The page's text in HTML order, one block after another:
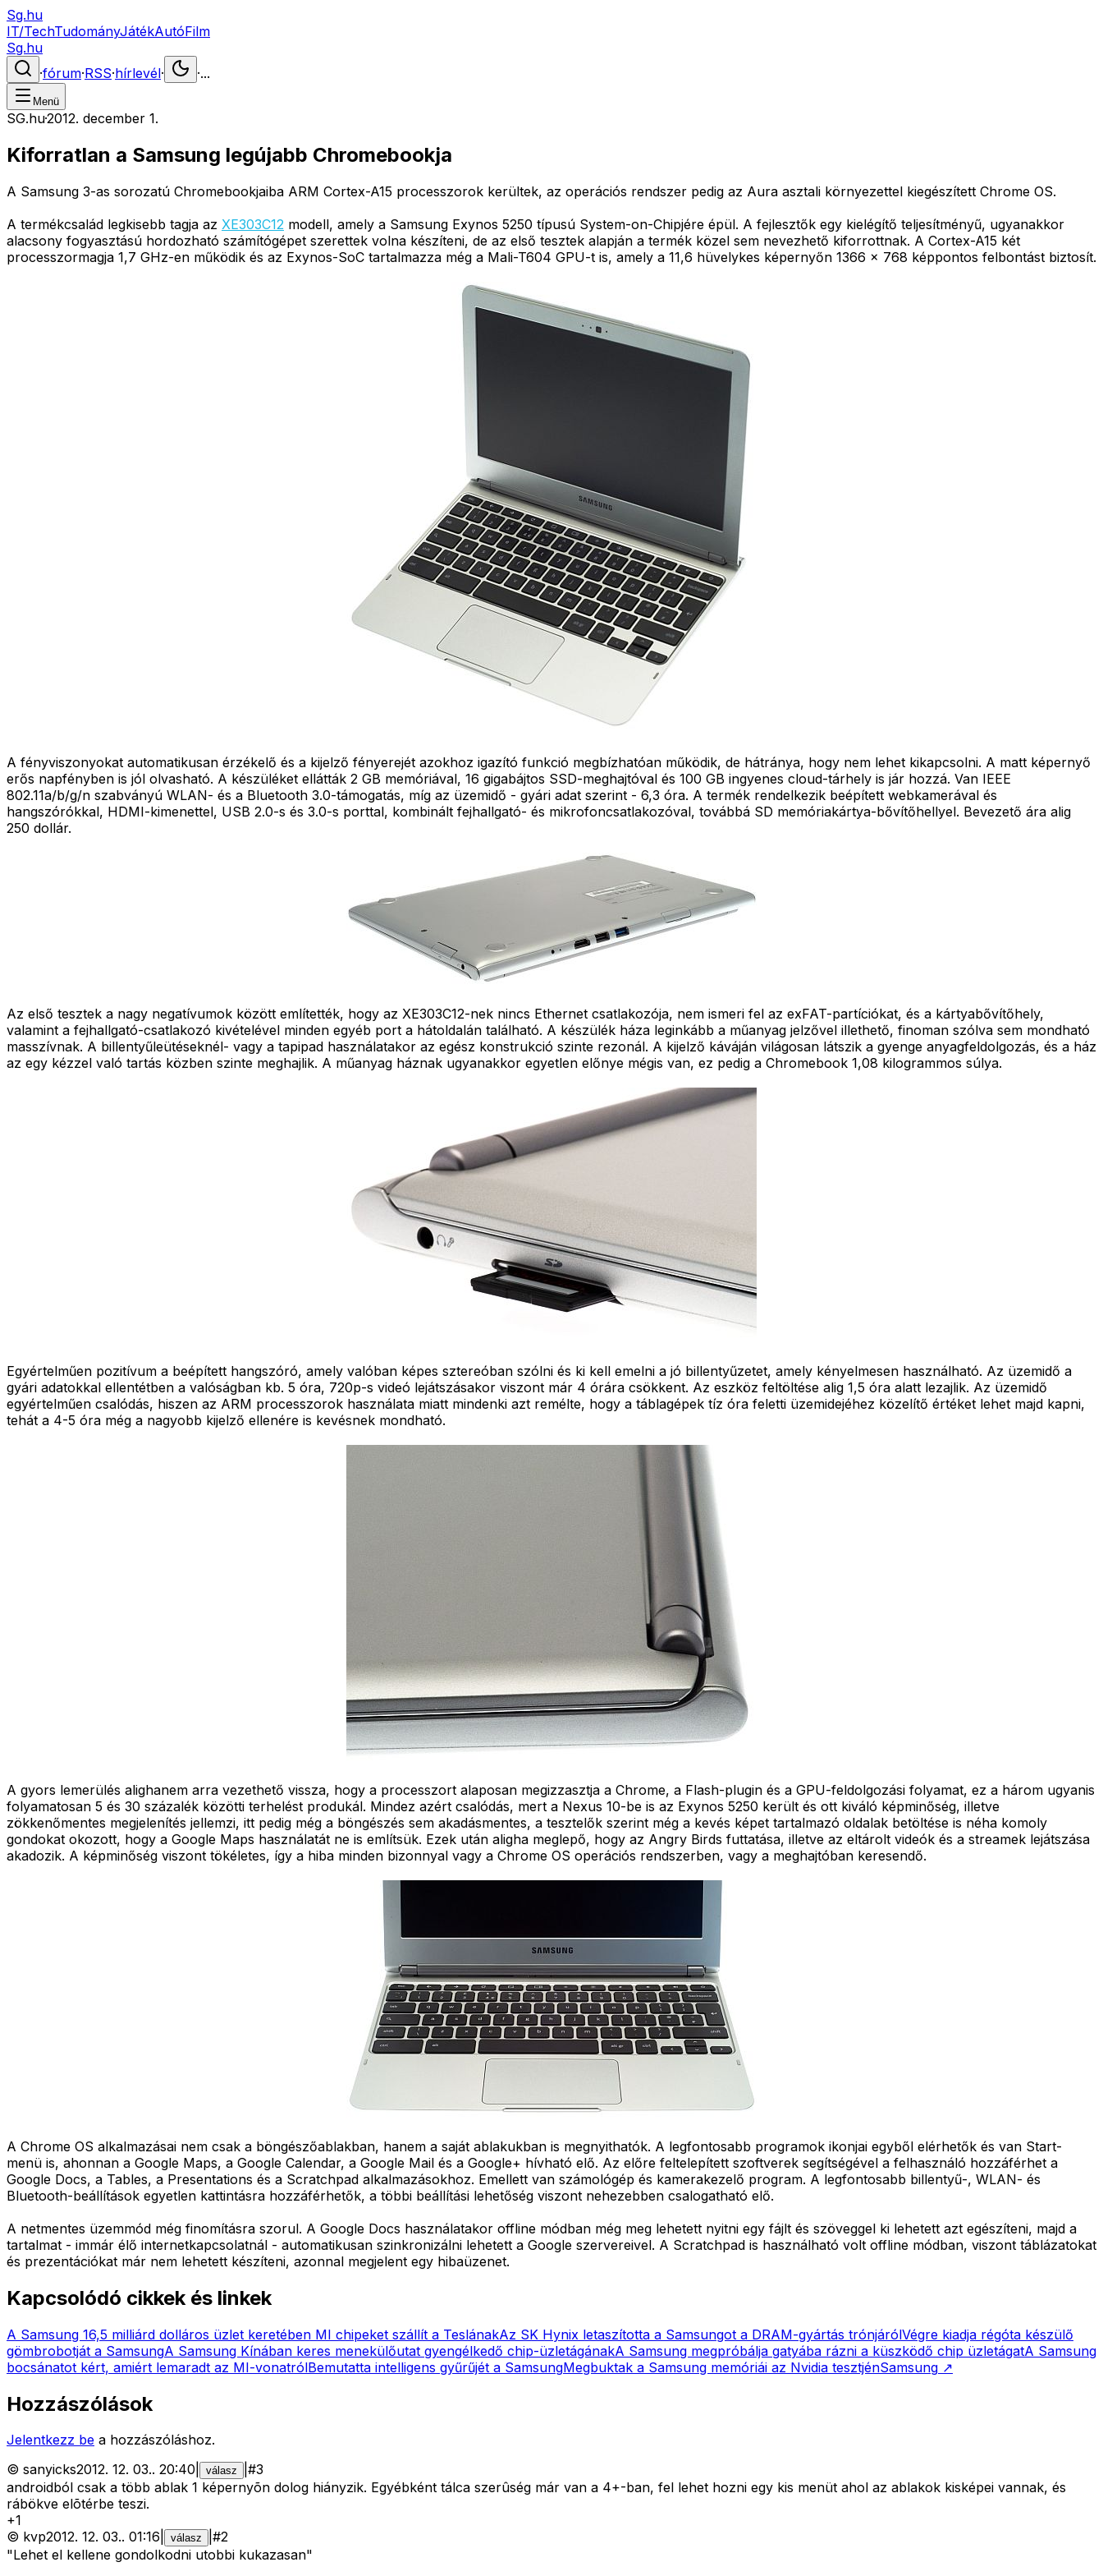
Sg.hu
IT/TechTudományJátékAutóFilm
Sg.hu
·fórum·RSS·hírlevél· ·...
Menü
SG.hu·2012. december 1.
Kiforratlan a Samsung legújabb Chromebookja
A Samsung 3-as sorozatú Chromebookjaiba ARM Cortex-A15 processzorok kerültek, az operációs rendszer pedig az Aura asztali környezettel kiegészített Chrome OS.
A termékcsalád legkisebb tagja az XE303C12 modell, amely a Samsung Exynos 5250 típusú System-on-Chipjére épül. A fejlesztők egy kielégítő teljesítményű, ugyanakkor
alacsony fogyasztású hordozható számítógépet szerettek volna készíteni, de az első tesztek alapján a termék közel sem nevezhető kiforrottnak. A Cortex-A15 két
processzormagja 1,7 GHz-en működik és az Exynos-SoC tartalmazza még a Mali-T604 GPU-t is, amely a 11,6 hüvelykes képernyőn 1366 x 768 képpontos felbontást biztosít.
A fényviszonyokat automatikusan érzékelő és a kijelző fényerejét azokhoz igazító funkció megbízhatóan működik, de hátránya, hogy nem lehet kikapcsolni. A matt képernyő
erős napfényben is jól olvasható. A készüléket ellátták 2 GB memóriával, 16 gigabájtos SSD-meghajtóval és 100 GB ingyenes cloud-tárhely is jár hozzá. Van IEEE
802.11a/b/g/n szabványú WLAN- és a Bluetooth 3.0-támogatás, míg az üzemidő - gyári adat szerint - 6,3 óra. A termék rendelkezik beépített webkamerával és
hangszórókkal, HDMI-kimenettel, USB 2.0-s és 3.0-s porttal, kombinált fejhallgató- és mikrofoncsatlakozóval, továbbá SD memóriakártya-bővítőhellyel. Bevezető ára alig
250 dollár.
Az első tesztek a nagy negatívumok között említették, hogy az XE303C12-nek nincs Ethernet csatlakozója, nem ismeri fel az exFAT-partíciókat, és a kártyabővítőhely,
valamint a fejhallgató-csatlakozó kivételével minden egyéb port a hátoldalán található. A készülék háza leginkább a műanyag jelzővel illethető, finoman szólva sem mondható
masszívnak. A billentyűleütéseknél- vagy a tapipad használatakor az egész konstrukció szinte rezonál. A kijelző káváján világosan látszik a gyenge anyagfeldolgozás, és a ház
az egy kézzel való tartás közben szinte meghajlik. A műanyag háznak ugyanakkor egyetlen előnye mégis van, ez pedig a Chromebook 1,08 kilogrammos súlya.
Egyértelműen pozitívum a beépített hangszóró, amely valóban képes sztereóban szólni és ki kell emelni a jó billentyűzetet, amely kényelmesen használható. Az üzemidő a
gyári adatokkal ellentétben a valóságban kb. 5 óra, 720p-s videó lejátszásakor viszont már 4 órára csökkent. Az eszköz feltöltése alig 1,5 óra alatt lezajlik. Az üzemidő
egyértelműen csalódás, hiszen az ARM processzorok használata miatt mindenki azt remélte, hogy a táblagépek tíz óra feletti üzemidejéhez közelítő értéket lehet majd kapni,
tehát a 4-5 óra még a nagyobb kijelző ellenére is kevésnek mondható.
A gyors lemerülés alighanem arra vezethető vissza, hogy a processzort alaposan megizzasztja a Chrome, a Flash-plugin és a GPU-feldolgozási folyamat, ez a három ugyanis
folyamatosan 5 és 30 százalék közötti terhelést produkál. Mindez azért csalódás, mert a Nexus 10-be is az Exynos 5250 került és ott kiváló képminőség, illetve
zökkenőmentes megjelenítés jellemzi, itt pedig még a böngészés sem akadásmentes, a tesztelők szerint még a kevés képet tartalmazó oldalak betöltése is néha komoly
gondokat okozott, hogy a Google Maps használatát ne is említsük. Ezek után aligha meglepő, hogy az Angry Birds futtatása, illetve az eltárolt videók és a streamek lejátszása
akadozik. A képminőség viszont tökéletes, így a hiba minden bizonnyal vagy a Chrome OS operációs rendszerben, vagy a meghajtóban keresendő.
A Chrome OS alkalmazásai nem csak a böngészőablakban, hanem a saját ablakukban is megnyithatók. A legfontosabb programok ikonjai egyből elérhetők és van Start-
menü is, ahonnan a Google Maps, a Google Calendar, a Google Mail és a Google+ hívható elő. Az előre feltelepített szoftverek segítségével a felhasználó hozzáférhet a
Google Docs, a Tables, a Presentations és a Scratchpad alkalmazásokhoz. Emellett van számológép és kamerakezelő program. A legfontosabb billentyű-, WLAN- és
Bluetooth-beállítások egyetlen kattintásra hozzáférhetők, a többi beállítási lehetőség viszont nehezebben csalogatható elő.
A netmentes üzemmód még finomításra szorul. A Google Docs használatakor offline módban még meg lehetett nyitni egy fájlt és szöveggel ki lehetett azt egészíteni, majd a
tartalmat - immár élő internetkapcsolatnál - automatikusan szinkronizálni lehetett a Google szervereivel. A Scratchpad is használható volt offline módban, viszont táblázatokat
és prezentációkat már nem lehetett készíteni, azonnal megjelent egy hibaüzenet.
Kapcsolódó cikkek és linkek
A Samsung 16,5 milliárd dolláros üzlet keretében MI chipeket szállít a TeslánakAz SK Hynix letaszította a Samsungot a DRAM-gyártás trónjárólVégre kiadja régóta készülő
gömbrobotját a SamsungA Samsung Kínában keres menekülőutat gyengélkedő chip-üzletágánakA Samsung megpróbálja gatyába rázni a küszködő chip üzletágatA Samsung
bocsánatot kért, amiért lemaradt az MI-vonatrólBemutatta intelligens gyűrűjét a SamsungMegbuktak a Samsung memóriái az Nvidia tesztjénSamsung ↗
Hozzászólások
Jelentkezz be a hozzászóláshoz.
© sanyicks2012. 12. 03.. 20:40 válasz #3
androidból csak a több ablak 1 képernyõn dolog hiányzik. Egyébként tálca szerûség már van a 4+-ban, fel lehet hozni egy kis menüt ahol az ablakok kisképei vannak, és
rábökve elõtérbe teszi.
+1
© kvp2012. 12. 03.. 01:16 válasz #2
"Lehet el kellene gondolkodni utobbi kukazasan"